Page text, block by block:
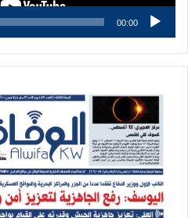
00:00